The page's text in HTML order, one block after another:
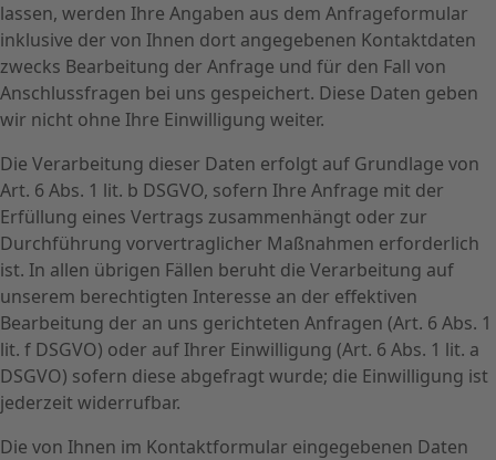
lassen, werden Ihre Angaben aus dem Anfrageformular
inklusive der von Ihnen dort angegebenen Kontaktdaten
zwecks Bearbeitung der Anfrage und für den Fall von
Anschlussfragen bei uns gespeichert. Diese Daten geben
wir nicht ohne Ihre Einwilligung weiter.
Die Verarbeitung dieser Daten erfolgt auf Grundlage von
Art. 6 Abs. 1 lit. b DSGVO, sofern Ihre Anfrage mit der
Erfüllung eines Vertrags zusammenhängt oder zur
Durchführung vorvertraglicher Maßnahmen erforderlich
ist. In allen übrigen Fällen beruht die Verarbeitung auf
unserem berechtigten Interesse an der effektiven
Bearbeitung der an uns gerichteten Anfragen (Art. 6 Abs. 1
lit. f DSGVO) oder auf Ihrer Einwilligung (Art. 6 Abs. 1 lit. a
DSGVO) sofern diese abgefragt wurde; die Einwilligung ist
jederzeit widerrufbar.
Die von Ihnen im Kontaktformular eingegebenen Daten